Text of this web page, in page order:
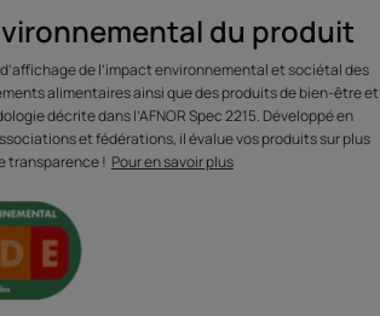
végétale.
de Palmier de Floride.
Triphasic caps et progressive
du produit
de l’impact environnemental et sociétal des
alimentaires ainsi que des produits de bien-être et
décrite dans l’AFNOR Spec 2215. Développé en
et fédérations, il évalue vos produits sur plus
transparence ! Pour en savoir plus